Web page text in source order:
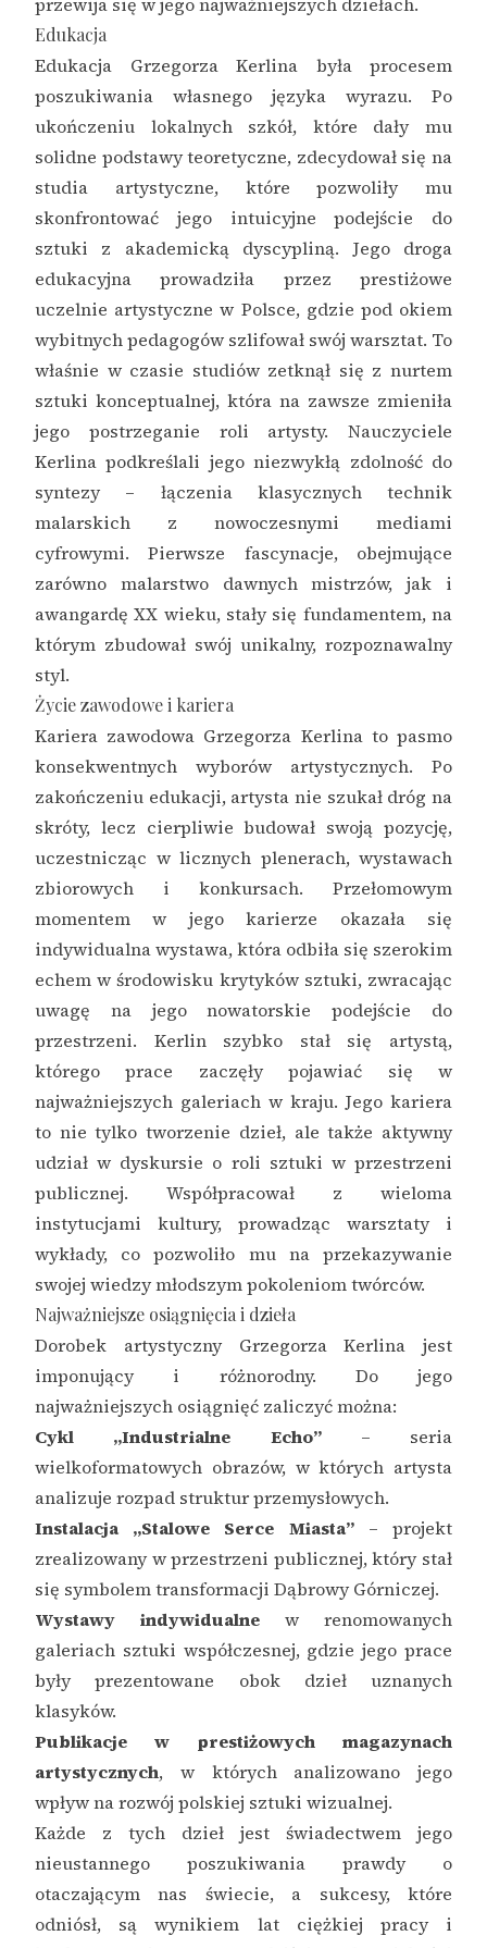
Edukacja
Edukacja Grzegorza Kerlina była procesem
poszukiwania własnego języka wyrazu. Po
ukończeniu lokalnych szkół, które dały mu
solidne podstawy teoretyczne, zdecydował się na
studia artystyczne, które pozwoliły mu
skonfrontować jego intuicyjne podejście do
sztuki z akademicką dyscypliną. Jego droga
edukacyjna prowadziła przez prestiżowe
uczelnie artystyczne w Polsce, gdzie pod okiem
wybitnych pedagogów szlifował swój warsztat. To
właśnie w czasie studiów zetknął się z nurtem
sztuki konceptualnej, która na zawsze zmieniła
jego postrzeganie roli artysty. Nauczyciele
Kerlina podkreślali jego niezwykłą zdolność do
syntezy – łączenia klasycznych technik
malarskich z nowoczesnymi mediami
cyfrowymi. Pierwsze fascynacje, obejmujące
zarówno malarstwo dawnych mistrzów, jak i
awangardę XX wieku, stały się fundamentem, na
którym zbudował swój unikalny, rozpoznawalny
styl.
Życie zawodowe i kariera
Kariera zawodowa Grzegorza Kerlina to pasmo
konsekwentnych wyborów artystycznych. Po
zakończeniu edukacji, artysta nie szukał dróg na
skróty, lecz cierpliwie budował swoją pozycję,
uczestnicząc w licznych plenerach, wystawach
zbiorowych i konkursach. Przełomowym
momentem w jego karierze okazała się
indywidualna wystawa, która odbiła się szerokim
echem w środowisku krytyków sztuki, zwracając
uwagę na jego nowatorskie podejście do
przestrzeni. Kerlin szybko stał się artystą,
którego prace zaczęły pojawiać się w
najważniejszych galeriach w kraju. Jego kariera
to nie tylko tworzenie dzieł, ale także aktywny
udział w dyskursie o roli sztuki w przestrzeni
publicznej. Współpracował z wieloma
instytucjami kultury, prowadząc warsztaty i
wykłady, co pozwoliło mu na przekazywanie
swojej wiedzy młodszym pokoleniom twórców.
Najważniejsze osiągnięcia i dzieła
Dorobek artystyczny Grzegorza Kerlina jest
imponujący i różnorodny. Do jego
najważniejszych osiągnięć zaliczyć można:
Cykl „Industrialne Echo”– seria
wielkoformatowych obrazów, w których artysta
analizuje rozpad struktur przemysłowych.
Instalacja „Stalowe Serce Miasta”– projekt
zrealizowany w przestrzeni publicznej, który stał
się symbolem transformacji Dąbrowy Górniczej.
Wystawy indywidualne w renomowanych
galeriach sztuki współczesnej, gdzie jego prace
były prezentowane obok dzieł uznanych
klasyków.
Publikacje w prestiżowych magazynach
artystycznych, w których analizowano jego
wpływ na rozwój polskiej sztuki wizualnej.
Każde z tych dzieł jest świadectwem jego
nieustannego poszukiwania prawdy o
otaczającym nas świecie, a sukcesy, które
odniósł, są wynikiem lat ciężkiej pracy i